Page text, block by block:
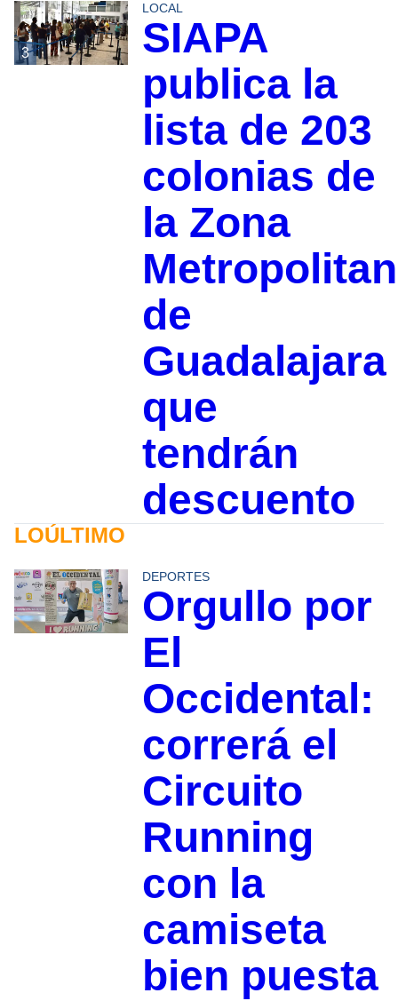
3
LOCAL
SIAPA
publica la
lista de 203
colonias de
la Zona
de
Guadalajara
que
tendrán
descuento
LOÚLTIMO
DEPORTES
Orgullo por
El
Occidental:
correrá el
Circuito
Running
con la
camiseta
bien puesta